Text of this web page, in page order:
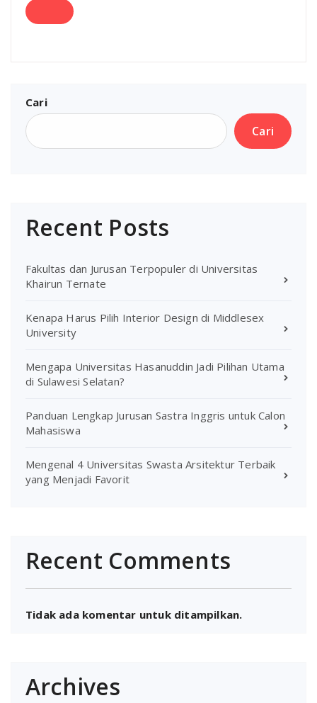
Cari
Cari
Recent Posts
Fakultas dan Jurusan Terpopuler di Universitas
Khairun Ternate
Kenapa Harus Pilih Interior Design di Middlesex
University
Mengapa Universitas Hasanuddin Jadi Pilihan Utama
di Sulawesi Selatan?
Panduan Lengkap Jurusan Sastra Inggris untuk Calon
Mahasiswa
Mengenal 4 Universitas Swasta Arsitektur Terbaik
yang Menjadi Favorit
Recent Comments
Tidak ada komentar untuk ditampilkan.
Archives